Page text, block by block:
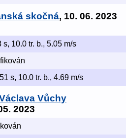
skočná, 10. 06. 2023
s, 10.0 tr. b., 5.05 m/s
s, 10.0 tr. b., 4.69 m/s
Vůchy
2023